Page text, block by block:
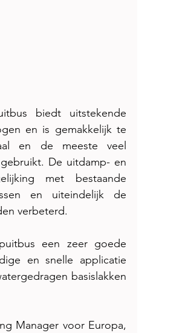
biedt uitstekende
en is gemakkelijk te
en de meeste veel
De uitdamp- en
met bestaande
en uiteindelijk de
verbeterd.
een zeer goede
en snelle applicatie
basislakken
Manager voor Europa,